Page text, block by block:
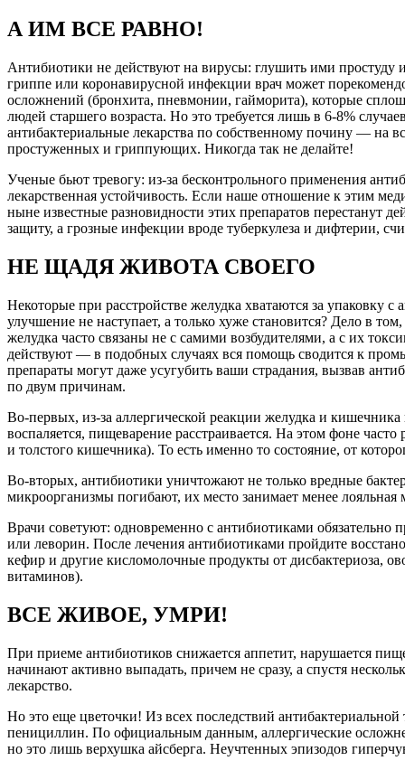
А ИМ ВСЕ РАВНО!
Антибиотики не действуют на вирусы: глушить ими
гриппе или коронавирусной инфекции врач может
осложнений (бронхита, пневмонии, гайморита), которые
людей старшего возраста. Но это требуется лишь в 6-8%
антибактериальные лекарства по собственному почину — на
простуженных и гриппующих. Никогда так не делайте!
Ученые бьют тревогу: из-за бесконтрольного применения
лекарственная устойчивость. Если наше отношение к этим
ныне известные разновидности этих препаратов перестанут
защиту, а грозные инфекции вроде туберкулеза и дифтерии,
НЕ ЩАДЯ ЖИВОТА СВОЕГО
Некоторые при расстройстве желудка хватаются за упаковку
улучшение не наступает, а только хуже становится? Дело в
желудка часто связаны не с самими возбудителями, а с их
действуют — в подобных случаях вся помощь сводится к
препараты могут даже усугубить ваши страдания, вызвав
по двум причинам.
Во-первых, из-за аллергической реакции желудка и
воспаляется, пищеварение расстраивается. На этом фоне
и толстого кишечника). То есть именно то состояние, от
Во-вторых, антибиотики уничтожают не только вредные
микроорганизмы погибают, их место занимает менее
Врачи советуют: одновременно с антибиотиками обязательно
или леворин. После лечения антибиотиками пройдите
кефир и другие кисломолочные продукты от дисбактериоза,
витаминов).
ВСЕ ЖИВОЕ, УМРИ!
При приеме антибиотиков снижается аппетит, нарушается
начинают активно выпадать, причем не сразу, а спустя
лекарство.
Но это еще цветочки! Из всех последствий антибактериальной
пенициллин. По официальным данным, аллергические
но это лишь верхушка айсберга. Неучтенных эпизодов